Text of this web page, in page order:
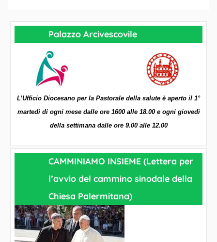
Palazzo Arcivescovile
L’Ufficio Diocesano per la Pastorale della salute è aperto il 1°
martedì di ogni mese dalle ore 1600 alle 18.00 e ogni giovedì
della settimana dalle ore 9.00 alle 12.00
CAMMINIAMO INSIEME (Lettera per
l’avvio del cammino sinodale della
Chiesa Palermitana)